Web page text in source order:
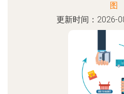
图
更新时间：2026-